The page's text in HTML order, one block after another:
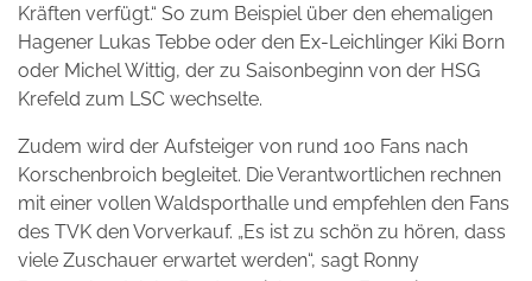
Kräften verfügt.“ So zum Beispiel über den ehemaligen
Hagener Lukas Tebbe oder den Ex-Leichlinger Kiki Born
oder Michel Wittig, der zu Saisonbeginn von der HSG
Krefeld zum LSC wechselte.
Zudem wird der Aufsteiger von rund 100 Fans nach
Korschenbroich begleitet. Die Verantwortlichen rechnen
mit einer vollen Waldsporthalle und empfehlen den Fans
des TVK den Vorverkauf. „Es ist zu schön zu hören, dass
viele Zuschauer erwartet werden“, sagt Ronny